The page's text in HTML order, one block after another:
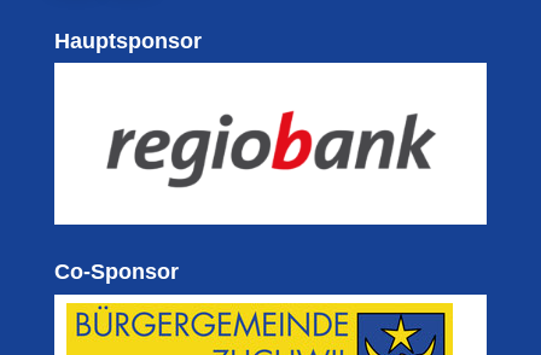
Hauptsponsor
Co-Sponsor